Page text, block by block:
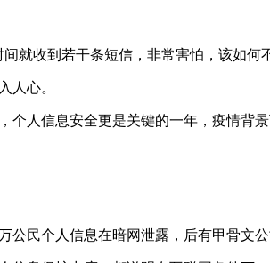
就收到若干条短信，非常害怕，该如
人心。
个人信息安全更是关键的一年，疫情
民个人信息在暗网泄露，后有甲骨文